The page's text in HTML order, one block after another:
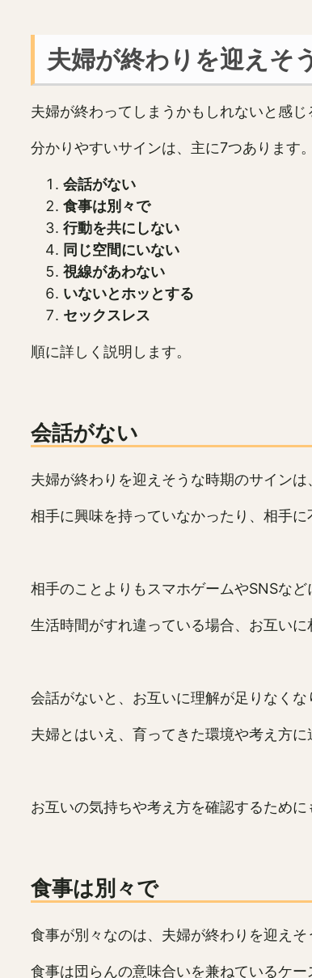
夫婦が終わりを迎えそ
夫婦が終わってしまうかもしれないと感
分かりやすいサインは、主に7つあります。
会話がない
食事は別々で
行動を共にしない
同じ空間にいない
視線があわない
いないとホッとする
セックスレス
順に詳しく説明します。
会話がない
夫婦が終わりを迎えそうな時期のサインは
相手に興味を持っていなかったり、相手
相手のことよりもスマホゲームやSNSな
生活時間がすれ違っている場合、お互い
会話がないと、お互いに理解が足りなく
夫婦とはいえ、育ってきた環境や考え方に
お互いの気持ちや考え方を確認するために
食事は別々で
食事が別々なのは、夫婦が終わりを迎えそ
食事は団らんの意味合いを兼ねているケ